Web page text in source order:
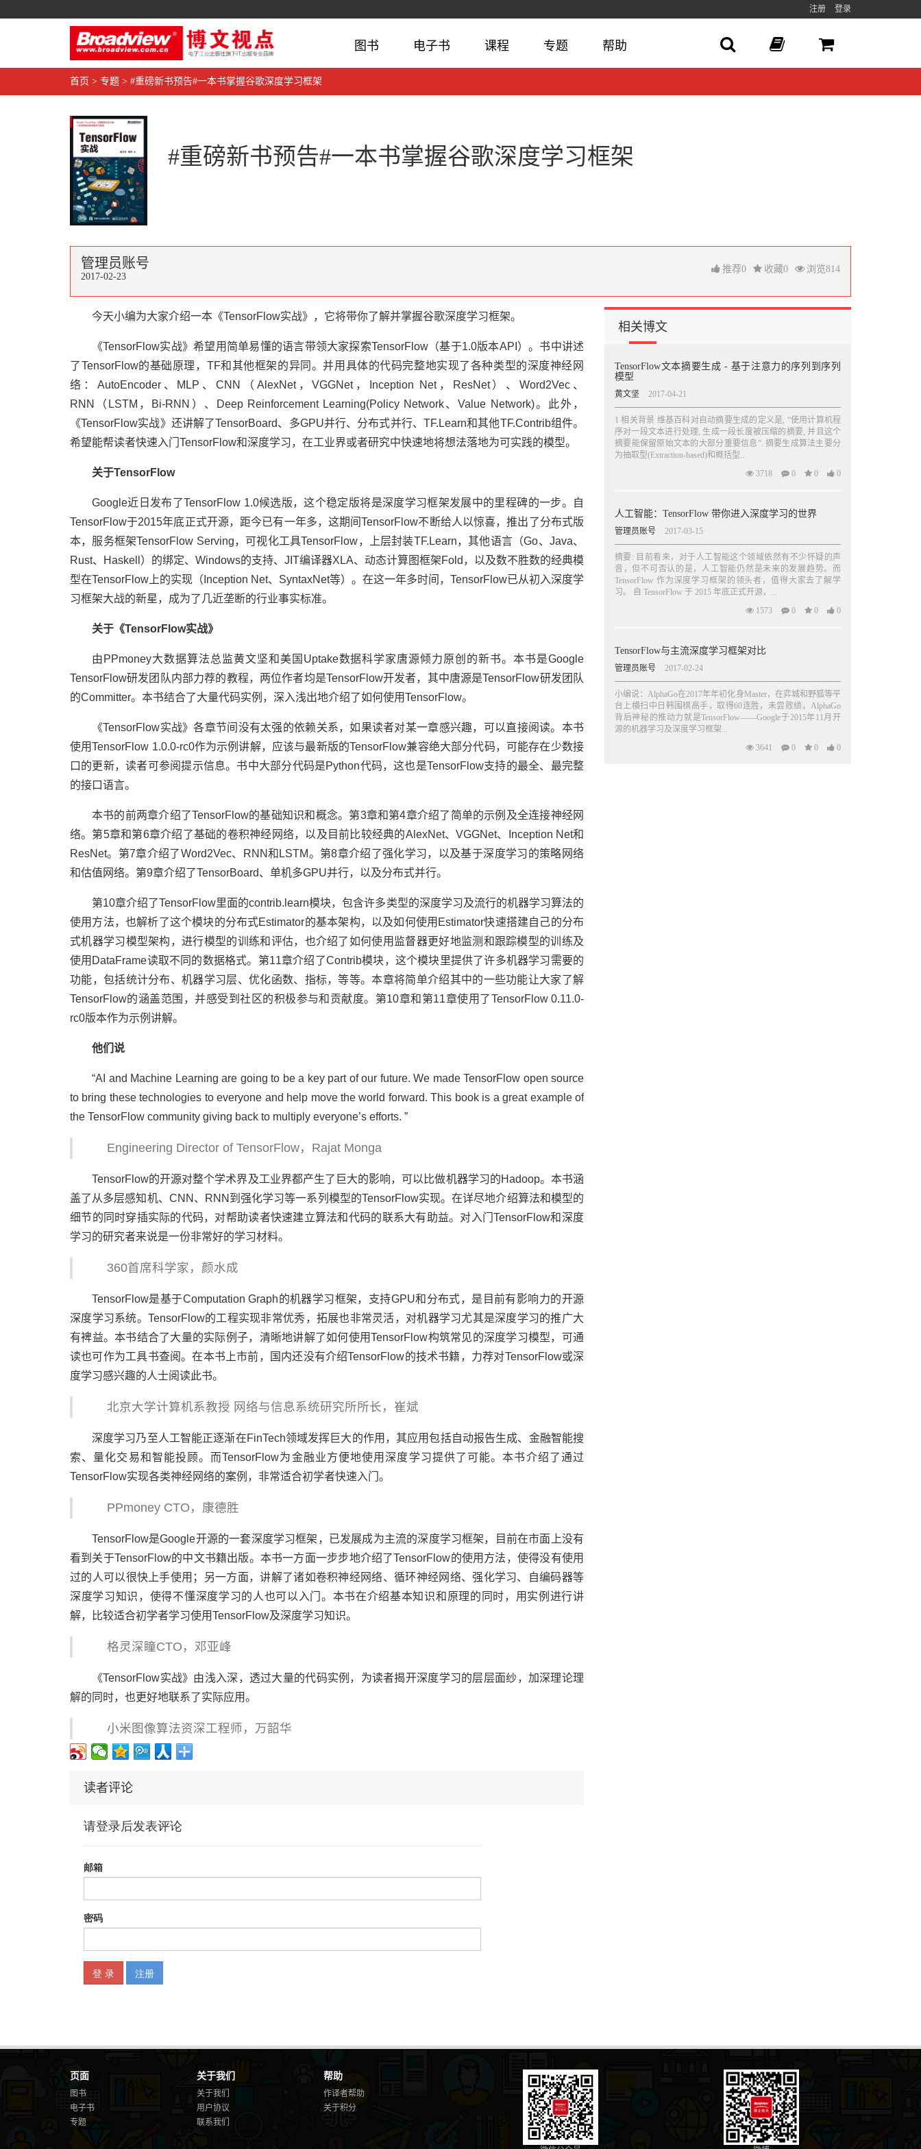
注册 登录
图书 电子书 课程 专题 帮助
首页 > 专题 > #重磅新书预告#一本书掌握谷歌深度学习框架
#重磅新书预告#一本书掌握谷歌深度学习框架
管理员账号
2017-02-23
推荐0 收藏0 浏览814
今天小编为大家介绍一本《TensorFlow实战》，它将带你了解并掌握谷歌深度学习框架。
《TensorFlow实战》希望用简单易懂的语言带领大家探索TensorFlow（基于1.0版本API）。书中讲述
了TensorFlow的基础原理，TF和其他框架的异同。并用具体的代码完整地实现了各种类型的深度神经网
络：AutoEncoder、MLP、CNN（AlexNet，VGGNet，Inception Net，ResNet）、Word2Vec、
RNN（LSTM，Bi-RNN）、Deep Reinforcement Learning(Policy Network、Value Network)。此外，
《TensorFlow实战》还讲解了TensorBoard、多GPU并行、分布式并行、TF.Learn和其他TF.Contrib组件。
希望能帮读者快速入门TensorFlow和深度学习，在工业界或者研究中快速地将想法落地为可实践的模型。
关于TensorFlow
Google近日发布了TensorFlow 1.0候选版，这个稳定版将是深度学习框架发展中的里程碑的一步。自
TensorFlow于2015年底正式开源，距今已有一年多，这期间TensorFlow不断给人以惊喜，推出了分布式版
本，服务框架TensorFlow Serving，可视化工具TensorFlow，上层封装TF.Learn，其他语言（Go、Java、
Rust、Haskell）的绑定、Windows的支持、JIT编译器XLA、动态计算图框架Fold，以及数不胜数的经典模
型在TensorFlow上的实现（Inception Net、SyntaxNet等）。在这一年多时间，TensorFlow已从初入深度学
习框架大战的新星，成为了几近垄断的行业事实标准。
关于《TensorFlow实战》
由PPmoney大数据算法总监黄文坚和美国Uptake数据科学家唐源倾力原创的新书。本书是Google
TensorFlow研发团队内部力荐的教程，两位作者均是TensorFlow开发者，其中唐源是TensorFlow研发团队
的Committer。本书结合了大量代码实例，深入浅出地介绍了如何使用TensorFlow。
《TensorFlow实战》各章节间没有太强的依赖关系，如果读者对某一章感兴趣，可以直接阅读。本书
使用TensorFlow 1.0.0-rc0作为示例讲解，应该与最新版的TensorFlow兼容绝大部分代码，可能存在少数接
口的更新，读者可参阅提示信息。书中大部分代码是Python代码，这也是TensorFlow支持的最全、最完整
的接口语言。
本书的前两章介绍了TensorFlow的基础知识和概念。第3章和第4章介绍了简单的示例及全连接神经网
络。第5章和第6章介绍了基础的卷积神经网络，以及目前比较经典的AlexNet、VGGNet、Inception Net和
ResNet。第7章介绍了Word2Vec、RNN和LSTM。第8章介绍了强化学习，以及基于深度学习的策略网络
和估值网络。第9章介绍了TensorBoard、单机多GPU并行，以及分布式并行。
第10章介绍了TensorFlow里面的contrib.learn模块，包含许多类型的深度学习及流行的机器学习算法的
使用方法，也解析了这个模块的分布式Estimator的基本架构，以及如何使用Estimator快速搭建自己的分布
式机器学习模型架构，进行模型的训练和评估，也介绍了如何使用监督器更好地监测和跟踪模型的训练及
使用DataFrame读取不同的数据格式。第11章介绍了Contrib模块，这个模块里提供了许多机器学习需要的
功能，包括统计分布、机器学习层、优化函数、指标，等等。本章将简单介绍其中的一些功能让大家了解
TensorFlow的涵盖范围，并感受到社区的积极参与和贡献度。第10章和第11章使用了TensorFlow 0.11.0-
rc0版本作为示例讲解。
他们说
“AI and Machine Learning are going to be a key part of our future. We made TensorFlow open source
to bring these technologies to everyone and help move the world forward. This book is a great example of
the TensorFlow community giving back to multiply everyone’s efforts. ”
Engineering Director of TensorFlow，Rajat Monga
TensorFlow的开源对整个学术界及工业界都产生了巨大的影响，可以比做机器学习的Hadoop。本书涵
盖了从多层感知机、CNN、RNN到强化学习等一系列模型的TensorFlow实现。在详尽地介绍算法和模型的
细节的同时穿插实际的代码，对帮助读者快速建立算法和代码的联系大有助益。对入门TensorFlow和深度
学习的研究者来说是一份非常好的学习材料。
360首席科学家，颜水成
TensorFlow是基于Computation Graph的机器学习框架，支持GPU和分布式，是目前有影响力的开源
深度学习系统。TensorFlow的工程实现非常优秀，拓展也非常灵活，对机器学习尤其是深度学习的推广大
有裨益。本书结合了大量的实际例子，清晰地讲解了如何使用TensorFlow构筑常见的深度学习模型，可通
读也可作为工具书查阅。在本书上市前，国内还没有介绍TensorFlow的技术书籍，力荐对TensorFlow或深
度学习感兴趣的人士阅读此书。
北京大学计算机系教授 网络与信息系统研究所所长，崔斌
深度学习乃至人工智能正逐渐在FinTech领域发挥巨大的作用，其应用包括自动报告生成、金融智能搜
索、量化交易和智能投顾。而TensorFlow为金融业方便地使用深度学习提供了可能。本书介绍了通过
TensorFlow实现各类神经网络的案例，非常适合初学者快速入门。
PPmoney CTO，康德胜
TensorFlow是Google开源的一套深度学习框架，已发展成为主流的深度学习框架，目前在市面上没有
看到关于TensorFlow的中文书籍出版。本书一方面一步步地介绍了TensorFlow的使用方法，使得没有使用
过的人可以很快上手使用；另一方面，讲解了诸如卷积神经网络、循环神经网络、强化学习、自编码器等
深度学习知识，使得不懂深度学习的人也可以入门。本书在介绍基本知识和原理的同时，用实例进行讲
解，比较适合初学者学习使用TensorFlow及深度学习知识。
格灵深瞳CTO，邓亚峰
《TensorFlow实战》由浅入深，透过大量的代码实例，为读者揭开深度学习的层层面纱，加深理论理
解的同时，也更好地联系了实际应用。
小米图像算法资深工程师，万韶华
读者评论
相关博文
TensorFlow文本摘要生成 - 基于注意力的序列到序列
模型
黄文坚 2017-04-21
1 相关背景 维基百科对自动摘要生成的定义是, “使用计算机程
序对一段文本进行处理, 生成一段长度被压缩的摘要, 并且这个
摘要能保留原始文本的大部分重要信息”. 摘要生成算法主要分
为抽取型(Extraction-based)和概括型...
3718
0 0 0
人工智能：TensorFlow 带你进入深度学习的世界
管理员账号 2017-03-15
摘要: 目前看来，对于人工智能这个领域依然有不少怀疑的声
音，但不可否认的是，人工智能仍然是未来的发展趋势。而
TensorFlow 作为深度学习框架的领头者，值得大家去了解学
习。 自 TensorFlow 于 2015 年底正式开源，...
1573
0 0 0
TensorFlow与主流深度学习框架对比
管理员账号 2017-02-24
小编说：AlphaGo在2017年年初化身Master，在弈城和野狐等平
台上横扫中日韩围棋高手，取得60连胜，未尝败绩。AlphaGo
背后神秘的推动力就是TensorFlow——Google于2015年11月开
源的机器学习及深度学习框架...
3641
0 0 0
页面
图书
电子书
专题
关于我们
关于我们
用户协议
联系我们
帮助
作译者帮助
关于积分